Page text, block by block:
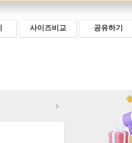
사이즈비교 공유하기